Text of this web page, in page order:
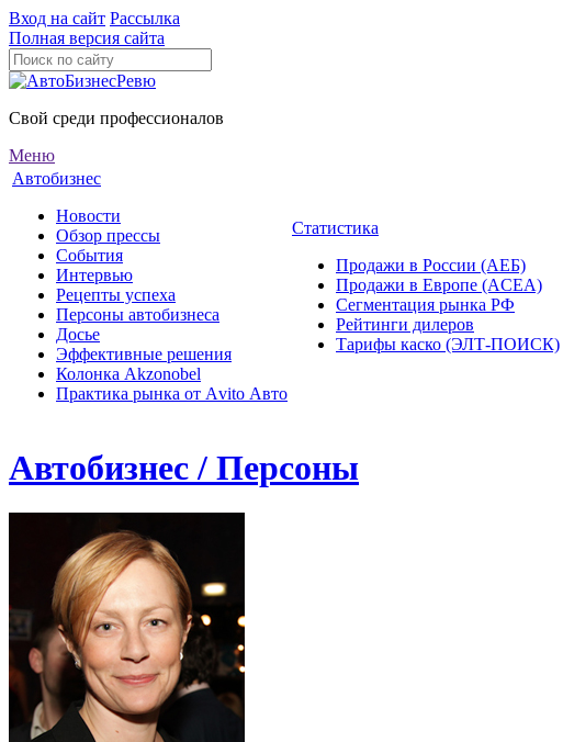
Вход на сайт Рассылка
Полная версия сайта
Свой среди профессионалов
Меню
Автобизнес
Новости
Обзор прессы
События
Интервью
Рецепты успеха
Персоны автобизнеса
Досье
Эффективные решения
Колонка Akzonobel
Практика рынка от Аvito Авто
Статистика
Продажи в России (АЕБ)
Продажи в Европе (ACEA)
Сегментация рынка РФ
Рейтинги дилеров
Тарифы каско (ЭЛТ-ПОИСК)
Автобизнес / Персоны